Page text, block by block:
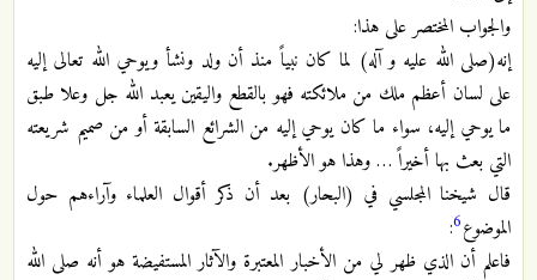
والجواب المختصر على هذا:
إنه(صلى الله عليه و آله) لما كان نبياً منذ أن ولد ونشأ ويوحي الله تعالى إليه
على لسان أعظم ملك من ملائكته فهو بالقطع واليقين يعبد الله جل وعلا طبق
ما يوحي إليه، سواء ما كان يوحي إليه من الشرائع السابقة أو من صميم شريعته
التي بعث بها أخيراً … وهذا هو الأظهر.
قال شيخنا المجلسي في (البحار) بعد أن ذكر أقوال العلماء وآراءهم حول
الموضوع6
:
فاعلم أن الذي ظهر لي من الأخبار المعتبرة والآثار المستفيضة هو أنه صلى الله